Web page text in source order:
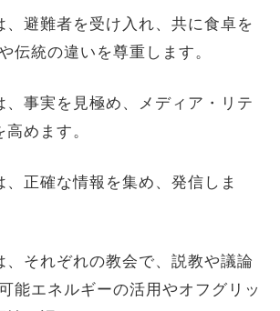
、避難者を受け入れ、共に食卓を
伝統の違いを尊重します。
、事実を見極め、メディア・リテ
めます。
、正確な情報を集め、発信しま
、それぞれの教会で、説教や議論
能エネルギーの活用やオフグリッ